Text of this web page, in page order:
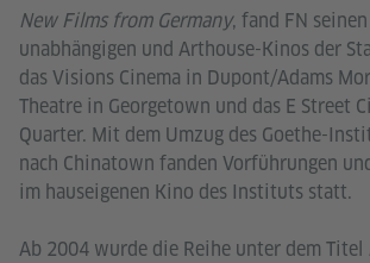
New Films from Germany, fand FN
unabhängigen und Arthouse-Kinos der
das Visions Cinema in Dupont/Adams
Theatre in Georgetown und das E Street
Quarter. Mit dem Umzug des Goethe-
nach Chinatown fanden Vorführungen
im hauseigenen Kino des Instituts statt.
Ab 2004 wurde die Reihe unter dem Titel